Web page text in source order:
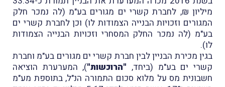
מיליון ₪, לחברת קשרי ים מגורים בע"מ (לה נמכר חלק
המגורים וזכויות הבנייה הצמודות לו) וכן לחברת קשרי ים
בע"מ (לה נמכר החלק המסחרי וזכויות הבנייה הצמודות
לו).
בגין מכירת הבניין לבין חברת קשרי ים מגורים בע"מ וחברת
קשרי ים בע"מ (ביחד, "הרוכשות"), המערערת הוציאה
חשבונית מס על מלוא סכום התמורה הנ"ל, בתוספת מע"מ